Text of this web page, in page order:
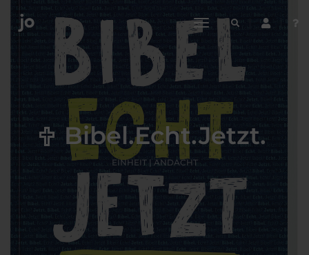
toggle
navigation
Bibel.Echt.Jetzt.
EINHEIT | ANDACHT